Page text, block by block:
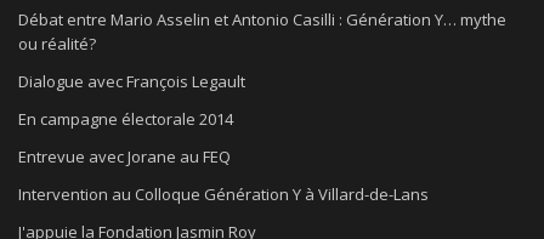
Débat entre Mario Asselin et Antonio Casilli : Génération Y… mythe
ou réalité?
Dialogue avec François Legault
En campagne électorale 2014
Entrevue avec Jorane au FEQ
Intervention au Colloque Génération Y à Villard-de-Lans
J'appuie la Fondation Jasmin Roy